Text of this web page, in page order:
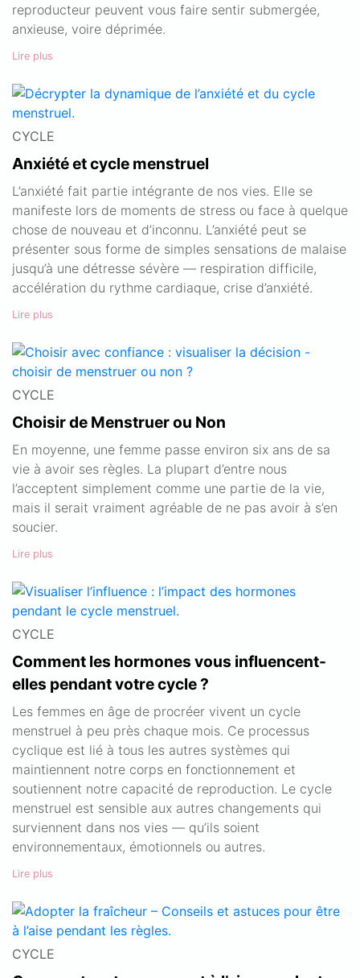
reproducteur peuvent vous faire sentir submergée,
anxieuse, voire déprimée.
Lire plus
CYCLE
Anxiété et cycle menstruel
L’anxiété fait partie intégrante de nos vies. Elle se
manifeste lors de moments de stress ou face à quelque
chose de nouveau et d’inconnu. L’anxiété peut se
présenter sous forme de simples sensations de malaise
jusqu’à une détresse sévère — respiration difficile,
accélération du rythme cardiaque, crise d’anxiété.
Lire plus
CYCLE
Choisir de Menstruer ou Non
En moyenne, une femme passe environ six ans de sa
vie à avoir ses règles. La plupart d’entre nous
l’acceptent simplement comme une partie de la vie,
mais il serait vraiment agréable de ne pas avoir à s’en
soucier.
Lire plus
CYCLE
Comment les hormones vous influencent-
elles pendant votre cycle ?
Les femmes en âge de procréer vivent un cycle
menstruel à peu près chaque mois. Ce processus
cyclique est lié à tous les autres systèmes qui
maintiennent notre corps en fonctionnement et
soutiennent notre capacité de reproduction. Le cycle
menstruel est sensible aux autres changements qui
surviennent dans nos vies — qu’ils soient
environnementaux, émotionnels ou autres.
Lire plus
CYCLE